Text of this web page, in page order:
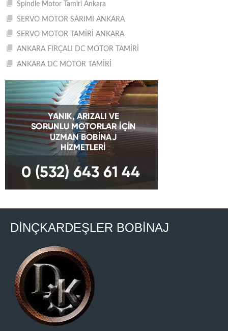
Spindle Motor Tamiri Ankara
SERVO MOTOR SARIMI ANKARA
SERVO MOTOR TAMİRİ ANKARA
ANKARA FIRÇALI DC MOTOR TAMİRİ
ANKARA DC MOTOR TAMİRİ
DİNÇKARDEŞLER BOBİNAJ